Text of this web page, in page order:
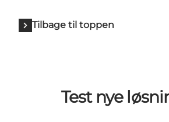
Tilbage til toppen
Test nye